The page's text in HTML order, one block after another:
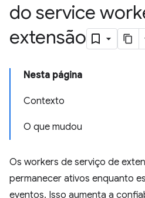
do service
extensão
Nesta página
Contexto
O que mudou
Os workers de serviço de
permanecer ativos enquanto
eventos. Isso aumenta a